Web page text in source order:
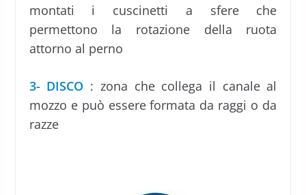
montati i cuscinetti a sfere che
permettono la rotazione della ruota
attorno al perno
3- DISCO : zona che collega il canale al
mozzo e può essere formata da raggi o da
razze